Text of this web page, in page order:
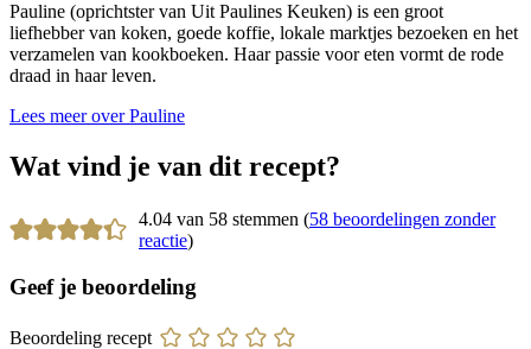
Pauline (oprichtster van Uit Paulines Keuken) is een groot
liefhebber van koken, goede koffie, lokale marktjes bezoeken en het
verzamelen van kookboeken. Haar passie voor eten vormt de rode
draad in haar leven.
Lees meer over Pauline
Wat vind je van dit recept?
4.04 van 58 stemmen (58 beoordelingen zonder
reactie)
Geef je beoordeling
Beoordeling recept